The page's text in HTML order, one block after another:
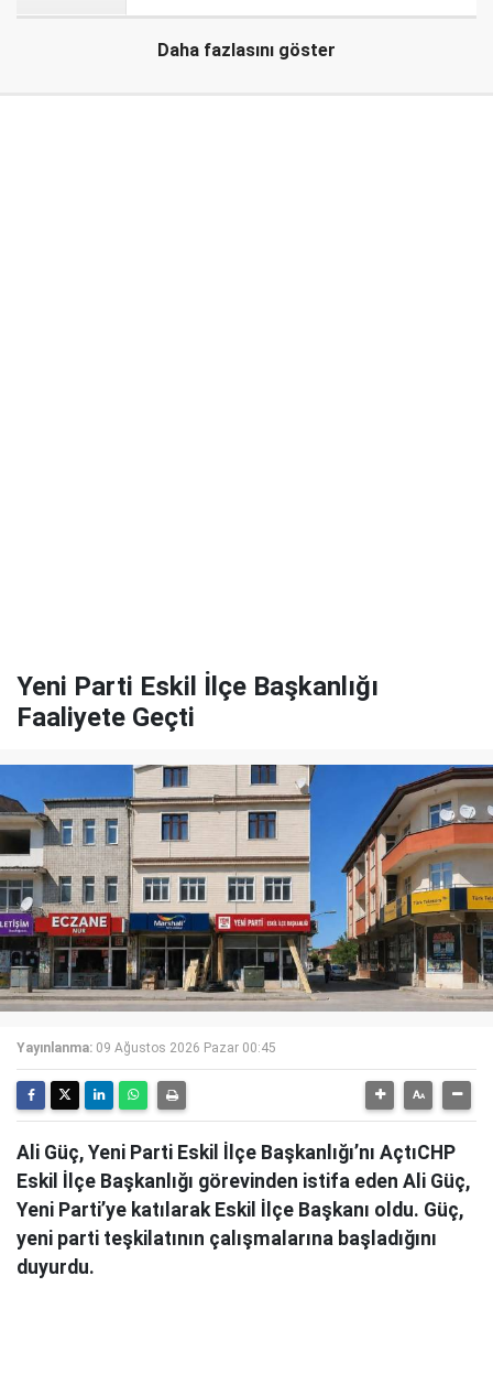
Daha fazlasını göster
Yeni Parti Eskil İlçe Başkanlığı
Faaliyete Geçti
Yayınlanma: 09 Ağustos 2026 Pazar 00:45
Ali Güç, Yeni Parti Eskil İlçe Başkanlığı’nı AçtıCHP
Eskil İlçe Başkanlığı görevinden istifa eden Ali Güç,
Yeni Parti’ye katılarak Eskil İlçe Başkanı oldu. Güç,
yeni parti teşkilatının çalışmalarına başladığını
duyurdu.